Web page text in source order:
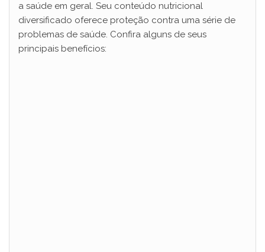
e
a saúde em geral. Seu conteúdo nutricional
diversificado oferece proteção contra uma série de
problemas de saúde. Confira alguns de seus
principais benefícios: